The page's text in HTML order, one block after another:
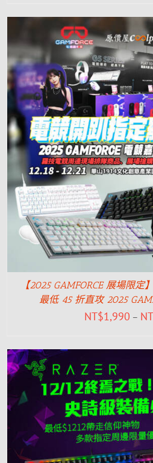
【2025 GAMFORCE 展場限定
最低 45 折直攻 2025
NT$1,990 –